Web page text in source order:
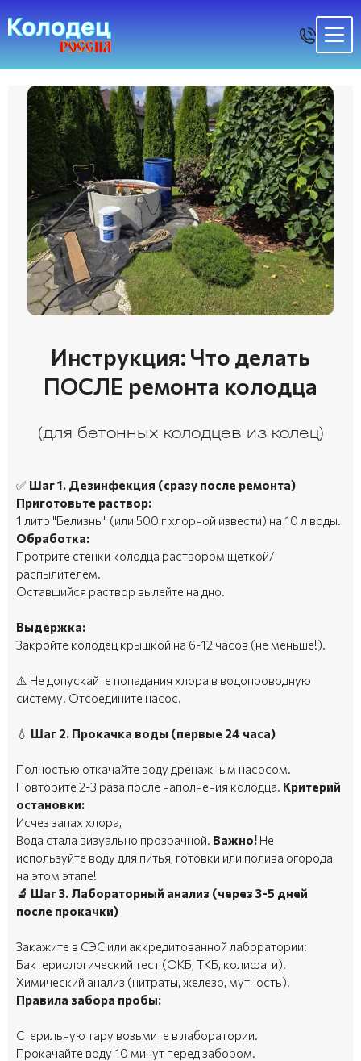
Инструкция: Что делать
ПОСЛЕ ремонта колодца
(для бетонных колодцев из колец)
✅ Шаг 1. Дезинфекция (сразу после ремонта)
Приготовьте раствор:
1 литр "Белизны" (или 500 г хлорной извести) на 10 л воды.
Обработка:
Протрите стенки колодца раствором щеткой/
распылителем.
Оставшийся раствор вылейте на дно.
Выдержка:
Закройте колодец крышкой на 6-12 часов (не меньше!).
⚠️ Не допускайте попадания хлора в водопроводную
систему! Отсоедините насос.
💧 Шаг 2. Прокачка воды (первые 24 часа)
Полностью откачайте воду дренажным насосом.
Повторите 2-3 раза после наполнения колодца. Критерий
остановки:
Исчез запах хлора,
Вода стала визуально прозрачной. Важно! Не
используйте воду для питья, готовки или полива огорода
на этом этапе!
🔬 Шаг 3. Лабораторный анализ (через 3-5 дней
после прокачки)
Закажите в СЭС или аккредитованной лаборатории:
Бактериологический тест (ОКБ, ТКБ, колифаги).
Химический анализ (нитраты, железо, мутность).
Правила забора пробы:
Стерильную тару возьмите в лаборатории.
Прокачайте воду 10 минут перед забором.